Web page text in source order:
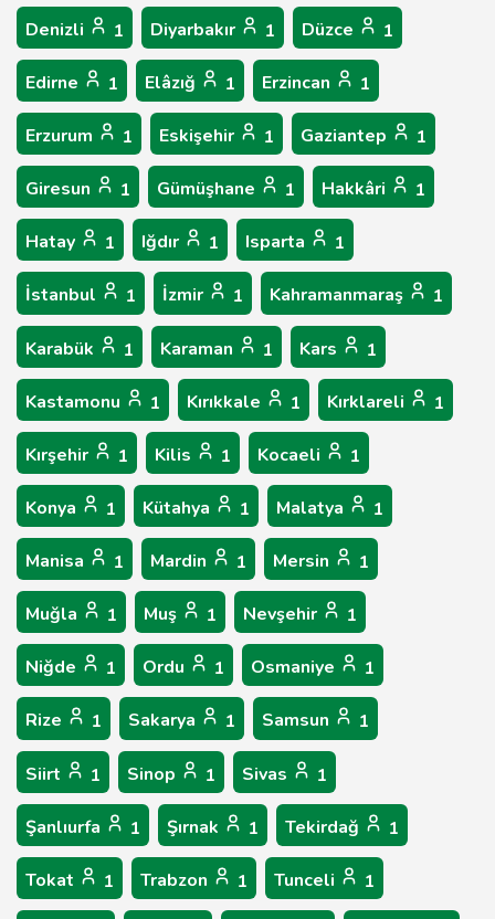
Denizli 1 Diyarbakır 1 Düzce 1
Edirne 1 Elâzığ 1 Erzincan 1
Erzurum 1 Eskişehir 1 Gaziantep 1
Giresun 1 Gümüşhane 1 Hakkâri 1
Hatay 1 Iğdır 1 Isparta 1
İstanbul 1 İzmir 1 Kahramanmaraş 1
Karabük 1 Karaman 1 Kars 1
Kastamonu 1 Kırıkkale 1 Kırklareli 1
Kırşehir 1 Kilis 1 Kocaeli 1
Konya 1 Kütahya 1 Malatya 1
Manisa 1 Mardin 1 Mersin 1
Muğla 1 Muş 1 Nevşehir 1
Niğde 1 Ordu 1 Osmaniye 1
Rize 1 Sakarya 1 Samsun 1
Siirt 1 Sinop 1 Sivas 1
Şanlıurfa 1 Şırnak 1 Tekirdağ 1
Tokat 1 Trabzon 1 Tunceli 1